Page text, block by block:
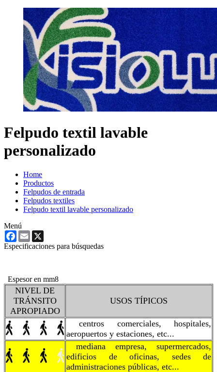
Felpudo textil lavable
personalizado
Home
Productos
Felpudos de entrada
Felpudos textiles
Felpudo textil lavable personalizado
Menú
Facebook
Email
Especificaciones para búsquedas
Espesor en mm8
NIVEL DE
TRÁNSITO
APROPIADO
USOS TÍPICOS
centros comerciales, hospitales,
aeropuertos y estaciones, etc...
mediana empresa, supermercados,
edificios de oficinas, sedes de
administraciones públicas, etc...